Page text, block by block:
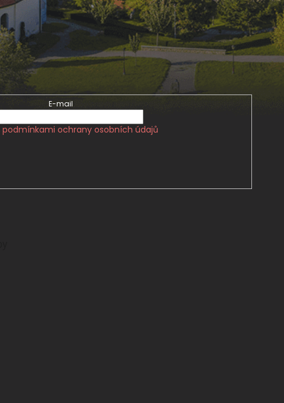
E-mail
podmínkami ochrany osobních údajů